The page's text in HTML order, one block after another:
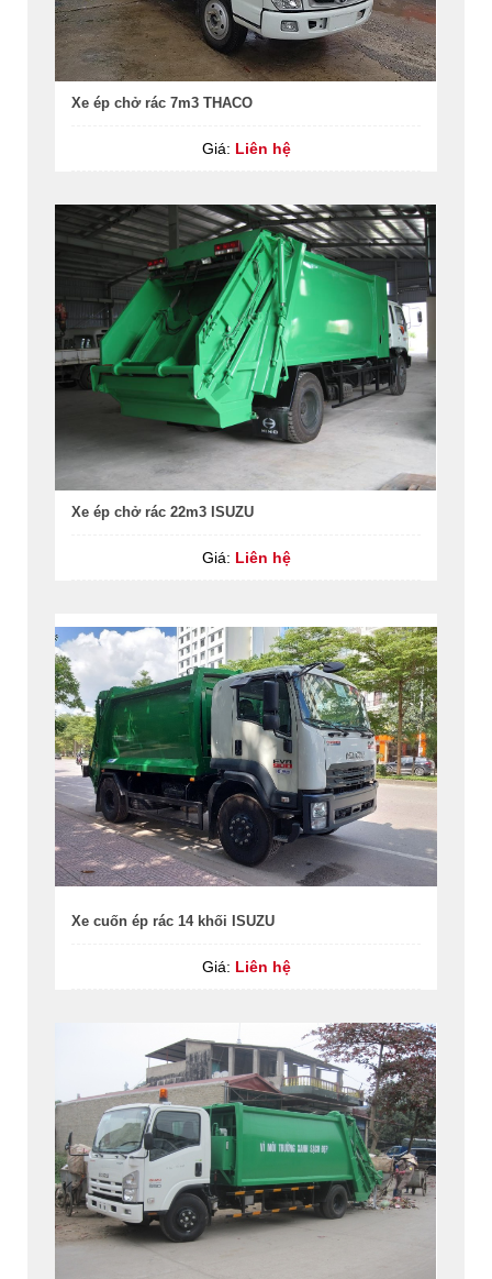
Xe ép chở rác 7m3 THACO
Giá: Liên hệ
Xe ép chở rác 22m3 ISUZU
Giá: Liên hệ
Xe cuốn ép rác 14 khối ISUZU
Giá: Liên hệ